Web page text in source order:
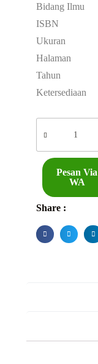
Bidang Ilmu
ISBN
Ukuran
Halaman
Tahun
Ketersediaan
Pesan Via
WA
Share :